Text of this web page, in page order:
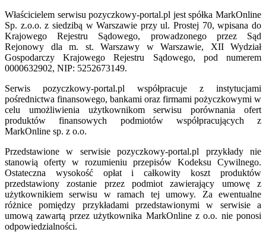
Właścicielem serwisu pozyczkowy-portal.pl jest spółka MarkOnline
Sp. z.o.o. z siedzibą w Warszawie przy ul. Prostej 70, wpisana do
Krajowego Rejestru Sądowego, prowadzonego przez Sąd
Rejonowy dla m. st. Warszawy w Warszawie, XII Wydział
Gospodarczy Krajowego Rejestru Sądowego, pod numerem
0000632902, NIP: 5252673149.
Serwis pozyczkowy-portal.pl współpracuje z instytucjami
pośrednictwa finansowego, bankami oraz firmami pożyczkowymi w
celu umożliwienia użytkownikom serwisu porównania ofert
produktów finansowych podmiotów współpracujących z
MarkOnline sp. z o.o.
Przedstawione w serwisie pozyczkowy-portal.pl przykłady nie
stanowią oferty w rozumieniu przepisów Kodeksu Cywilnego.
Ostateczna wysokość opłat i całkowity koszt produktów
przedstawiony zostanie przez podmiot zawierający umowę z
użytkownikiem serwisu w ramach tej umowy. Za ewentualne
różnice pomiędzy przykładami przedstawionymi w serwisie a
umową zawartą przez użytkownika MarkOnline z o.o. nie ponosi
odpowiedzialności.